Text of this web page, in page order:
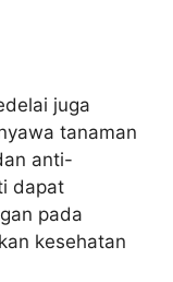
juga
tanaman
anti-
dapat
pada
kesehatan